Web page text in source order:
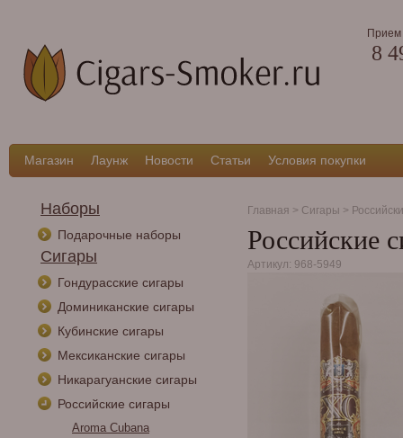
Прием
8
Магазин Лаунж Новости Статьи Условия покупки
Наборы
Подарочные наборы
Сигары
Гондурасские сигары
Доминиканские сигары
Кубинские сигары
Мексиканские сигары
Никарагуанские сигары
Российские сигары
Aroma Cubana
Главная > Сигары >
Российские
Артикул: 968-5949